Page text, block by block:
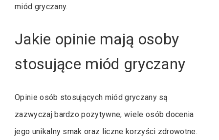
miód gryczany.
Jakie opinie mają osoby
stosujące miód gryczany
Opinie osób stosujących miód gryczany są
zazwyczaj bardzo pozytywne; wiele osób docenia
jego unikalny smak oraz liczne korzyści zdrowotne.